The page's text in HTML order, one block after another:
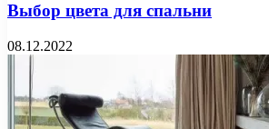
Выбор цвета для спальни
08.12.2022